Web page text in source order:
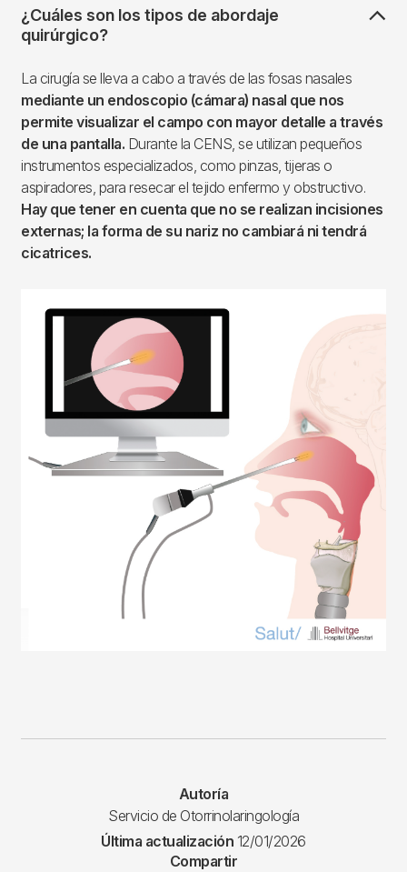
¿Cuáles son los tipos de abordaje
quirúrgico?
La cirugía se lleva a cabo a través de las fosas nasales
mediante un endoscopio (cámara) nasal que nos
permite visualizar el campo con mayor detalle a través
de una pantalla. Durante la CENS, se utilizan pequeños
instrumentos especializados, como pinzas, tijeras o
aspiradores, para resecar el tejido enfermo y obstructivo.
Hay que tener en cuenta que no se realizan incisiones
externas; la forma de su nariz no cambiará ni tendrá
cicatrices.
Autoría
Servicio de Otorrinolaringología
Última actualización 12/01/2026
Compartir